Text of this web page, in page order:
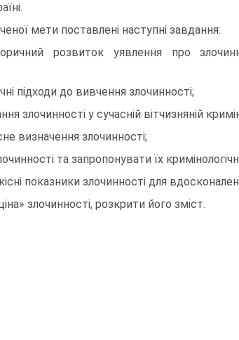
мети поставлені наступні завдання:
розвиток уявлення про
підходи до вивчення злочинності;
злочинності у сучасній вітчизняній
визначення злочинності;
та запропонувати їх
показники злочинності для
злочинності, розкрити його зміст.